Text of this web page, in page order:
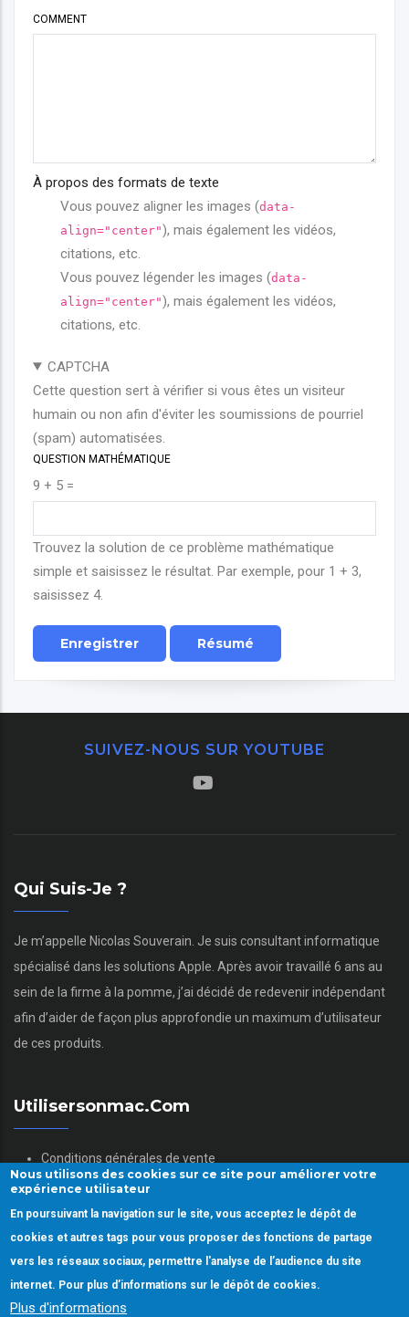
COMMENT
À propos des formats de texte
Vous pouvez aligner les images (data-
align="center"), mais également les vidéos,
citations, etc.
Vous pouvez légender les images (data-
align="center"), mais également les vidéos,
citations, etc.
CAPTCHA
Cette question sert à vérifier si vous êtes un visiteur
humain ou non afin d'éviter les soumissions de pourriel
(spam) automatisées.
QUESTION MATHÉMATIQUE
9 + 5 =
Trouvez la solution de ce problème mathématique
simple et saisissez le résultat. Par exemple, pour 1 + 3,
saisissez 4.
SUIVEZ-NOUS SUR YOUTUBE
Qui Suis-Je ?
Je m’appelle Nicolas Souverain. Je suis consultant informatique
spécialisé dans les solutions Apple. Après avoir travaillé 6 ans au
sein de la firme à la pomme, j’ai décidé de redevenir indépendant
afin d’aider de façon plus approfondie un maximum d’utilisateur
de ces produits.
Utilisersonmac.com
Conditions générales de vente
Mentions légales
Politique des données personnelles
Gestion des Cookies
Nous utilisons des cookies sur ce site pour améliorer votre
expérience utilisateur
En poursuivant la navigation sur le site, vous acceptez le dépôt de
cookies et autres tags pour vous proposer des fonctions de partage
vers les réseaux sociaux, permettre l'analyse de l’audience du site
internet. Pour plus d’informations sur le dépôt de cookies.
Plus d'informations